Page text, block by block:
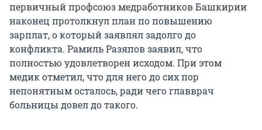
первичный профсоюз медработников Башкирии
наконец протолкнул план по повышению
зарплат, о который заявлял задолго до
конфликта. Рамиль Разяпов заявил, что
полностью удовлетворен исходом. При этом
медик отметил, что для него до сих пор
непонятным осталось, ради чего главврач
больницы довел до такого.